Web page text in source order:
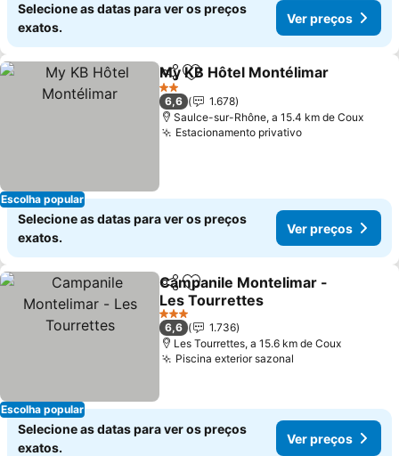
Selecione as datas para ver os preços
exatos.
Ver preços
Escolha popular
PartilharAdicionar aos favoritos
My KB Hôtel Montélimar
2 Estrelas
6,6
1.678
Saulce-sur-Rhône, a 15.4 km de Coux
Estacionamento privativoVer preços
Selecione as datas para ver os preços
exatos.
Ver preços
Escolha popular
PartilharAdicionar aos favoritos
Campanile Montelimar -
Les Tourrettes
Ver preços
3 Estrelas
6,6
1.736
Les Tourrettes, a 15.6 km de Coux
Piscina exterior sazonal
Selecione as datas para ver os preços
exatos.
Ver preços